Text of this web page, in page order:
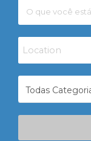
Todas